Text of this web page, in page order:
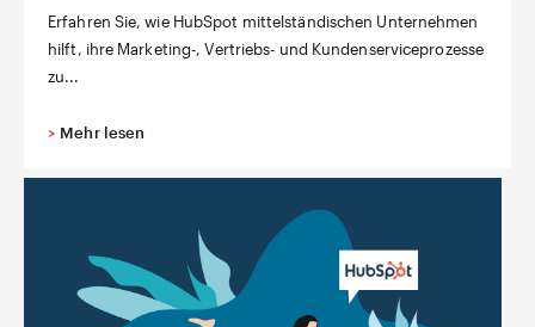
Erfahren Sie, wie HubSpot mittelständischen Unternehmen
hilft, ihre Marketing-, Vertriebs- und Kundenserviceprozesse
zu...
> Mehr lesen